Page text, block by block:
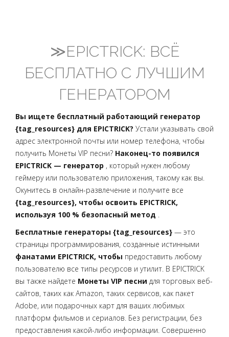
≫EPICTRICK: ВСЁ
БЕСПЛАТНО С ЛУЧШИМ
ГЕНЕРАТОРОМ
Вы ищете бесплатный работающий генератор
{tag_resources} для EPICTRICK? Устали указывать свой
адрес электронной почты или номер телефона, чтобы
получить Монеты VIP песни? Наконец-то появился
EPICTRICK — генератор , который нужен любому
геймеру или пользователю приложения, такому как вы.
Окунитесь в онлайн-развлечение и получите все
{tag_resources}, чтобы освоить EPICTRICK,
используя 100 % безопасный метод .
Бесплатные генераторы {tag_resources} — это
страницы программирования, созданные истинными
фанатами EPICTRICK, чтобы предоставить любому
пользователю все типы ресурсов и утилит. В EPICTRICK
вы также найдете Монеты VIP песни для торговых веб-
сайтов, таких как Amazon, таких сервисов, как пакет
Adobe, или подарочных карт для ваших любимых
платформ фильмов и сериалов. Без регистрации, без
предоставления какой-либо информации. Совершенно